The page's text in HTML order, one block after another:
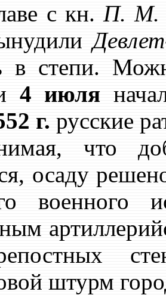
с кн. П. М.
в степи.
4 июля
г. русские
что
осаду
военного
штурм